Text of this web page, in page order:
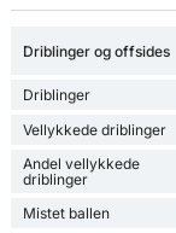
Driblinger og offsides
Driblinger
Vellykkede driblinger
Andel vellykkede
driblinger
Mistet ballen